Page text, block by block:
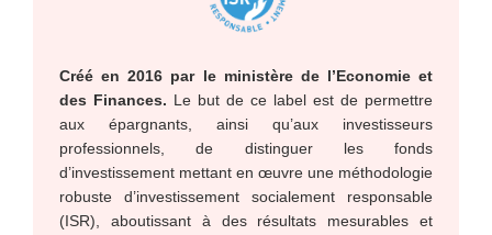
Créé en 2016 par le ministère de l’Economie et
des Finances. Le but de ce label est de permettre
aux épargnants, ainsi qu’aux investisseurs
professionnels, de distinguer les fonds
d’investissement mettant en œuvre une méthodologie
robuste d’investissement socialement responsable
(ISR), aboutissant à des résultats mesurables et